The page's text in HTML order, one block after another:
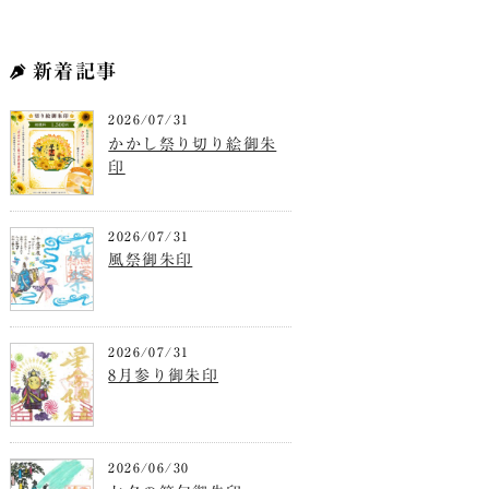
新着記事
2026/07/31
かかし祭り切り絵御朱
印
2026/07/31
風祭御朱印
2026/07/31
8月参り御朱印
2026/06/30